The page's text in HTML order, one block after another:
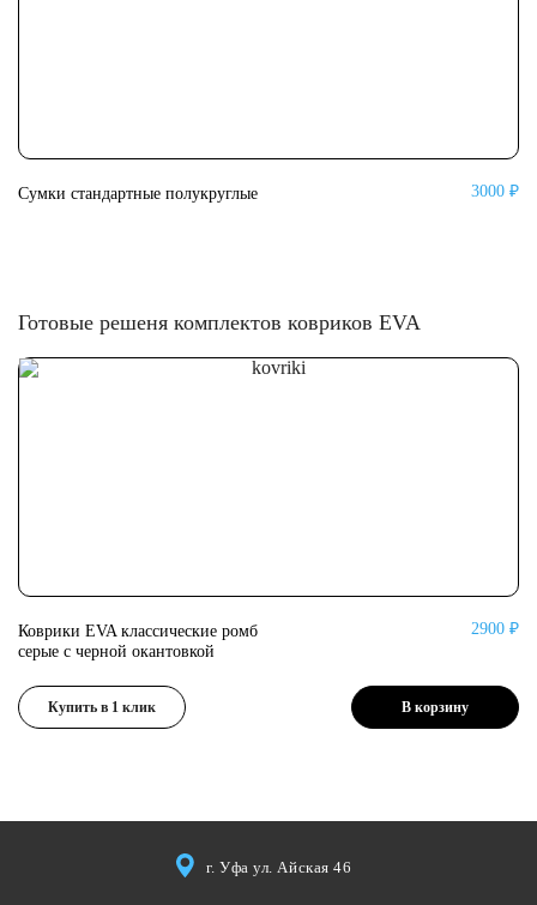
Сумки стандартные полукруглые 3000 ₽
Готовые решеня комплектов ковриков EVA
Коврики EVA классические ромб
серые с черной окантовкой
2900 ₽
Купить в 1 клик В корзину
г. Уфа ул. Айская 46